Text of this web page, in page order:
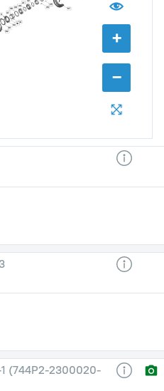
+
−
25
35
37
38
39
40
41
42
57
58
59
60
61
62
(744Р2-2300020-